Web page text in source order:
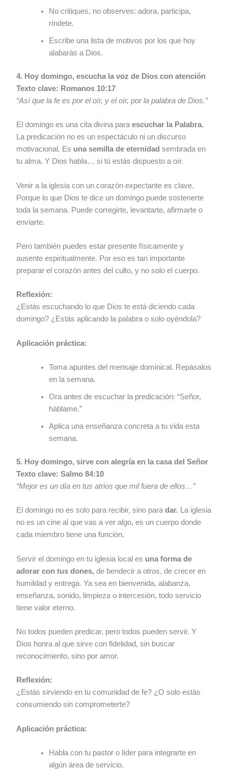
No critiques, no observes: adora, participa,
ríndete.
Escribe una lista de motivos por los que hoy
alabarás a Dios.
4. Hoy domingo, escucha la voz de Dios con atención
Texto clave: Romanos 10:17
“Así que la fe es por el oír, y el oír, por la palabra de Dios.”
El domingo es una cita divina paraescuchar la Palabra.
La predicación no es un espectáculo ni un discurso
motivacional. Es una semilla de eternidad sembrada en
tu alma. Y Dios habla… si tú estás dispuesto a oír.
Venir a la iglesia con un corazón expectante es clave.
Porque lo que Dios te dice un domingo puede sostenerte
toda la semana. Puede corregirte, levantarte, afirmarte o
enviarte.
Pero también puedes estar presente físicamente y
ausente espiritualmente. Por eso es tan importante
preparar el corazón antes del culto, y no solo el cuerpo.
Reflexión:
¿Estás escuchando lo que Dios te está diciendo cada
domingo? ¿Estás aplicando la palabra o solo oyéndola?
Aplicación práctica:
Toma apuntes del mensaje dominical. Repásalos
en la semana.
Ora antes de escuchar la predicación: “Señor,
háblame.”
Aplica una enseñanza concreta a tu vida esta
semana.
5. Hoy domingo, sirve con alegría en la casa del Señor
Texto clave: Salmo 84:10
“Mejor es un día en tus atrios que mil fuera de ellos…”
El domingo no es solo para recibir, sino paradar. La iglesia
no es un cine al que vas a ver algo, es un cuerpo donde
cada miembro tiene una función.
Servir el domingo en tu iglesia local es una forma de
adorar con tus dones, de bendecir a otros, de crecer en
humildad y entrega. Ya sea en bienvenida, alabanza,
enseñanza, sonido, limpieza o intercesión, todo servicio
tiene valor eterno.
No todos pueden predicar, pero todos pueden servir. Y
Dios honra al que sirve con fidelidad, sin buscar
reconocimiento, sino por amor.
Reflexión:
¿Estás sirviendo en tu comunidad de fe? ¿O solo estás
consumiendo sin comprometerte?
Aplicación práctica:
Habla con tu pastor o líder para integrarte en
algún área de servicio.